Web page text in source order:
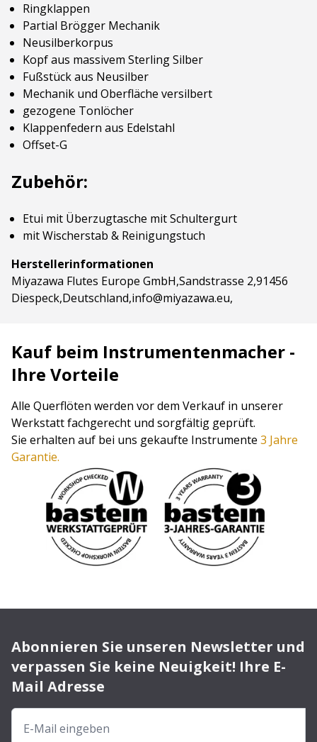
Ringklappen
Partial Brögger Mechanik
Neusilberkorpus
Kopf aus massivem Sterling Silber
Fußstück aus Neusilber
Mechanik und Oberfläche versilbert
gezogene Tonlöcher
Klappenfedern aus Edelstahl
Offset-G
Zubehör:
Etui mit Überzugtasche mit Schultergurt
mit Wischerstab & Reinigungstuch
Herstellerinformationen
Miyazawa Flutes Europe GmbH,Sandstrasse 2,91456
Diespeck,Deutschland,info@miyazawa.eu,
Kauf beim Instrumentenmacher -
Ihre Vorteile
Alle Querflöten werden vor dem Verkauf in unserer
Werkstatt fachgerecht und sorgfältig geprüft.
Sie erhalten auf bei uns gekaufte Instrumente 3 Jahre
Garantie.
Abonnieren Sie unseren Newsletter und
verpassen Sie keine Neuigkeit! Ihre E-
Mail Adresse